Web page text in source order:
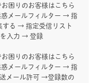
困りのお客様はこちら
メールフィルター → 指
る → 指定受信リスト
入力 → 登録
困りのお客様はこちら
メールフィルター → 指
メール許可 →登録数の